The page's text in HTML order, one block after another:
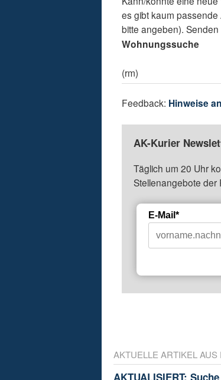
es gibt kaum
bitte angeben).
Wohnungssuche
(rm)
Feedback: Hinweise
AK-Kurier
Täglich um 20 Uhr
Stellenangebote der
E-Mail*
AKTUELLE ARTIKEL AUS